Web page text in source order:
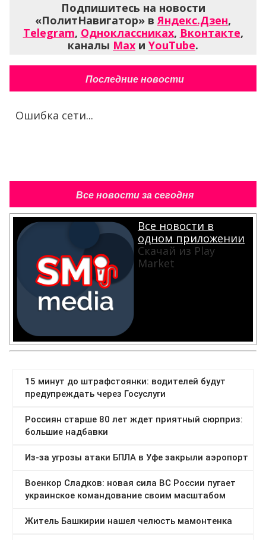
Подпишитесь на новости
«ПолитНавигатор» вЯндекс.Дзен,
Telegram, Одноклассниках, Вконтакте,
каналы Max и YouTube.
Последние новости
Ошибка сети...
Все новости за сегодня
Все новости в
одном приложении
Скачай из Play
Market